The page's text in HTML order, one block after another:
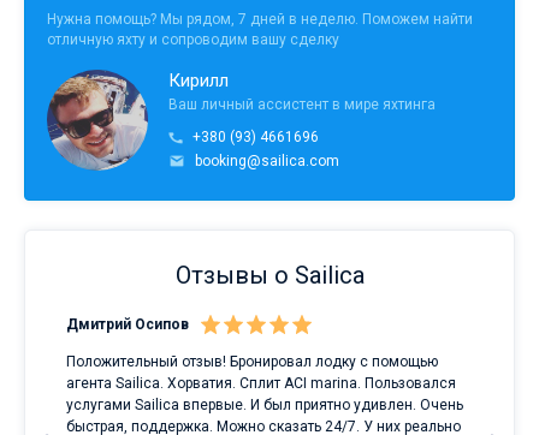
Нужна помощь? Мы рядом, 7 дней в неделю. Поможем найти
отличную яхту и сопроводим вашу сделку
Кирилл
Ваш личный ассистент в мире яхтинга
+380 (93) 4661696
booking@sailica.com
Отзывы о Sailica
Дмитрий Осипов
Положительный отзыв! Бронировал лодку с помощью
агента Sailica. Хорватия. Сплит ACI marina. Пользовался
услугами Sailica впервые. И был приятно удивлен. Очень
быстрая, поддержка. Можно сказать 24/7. У них реально